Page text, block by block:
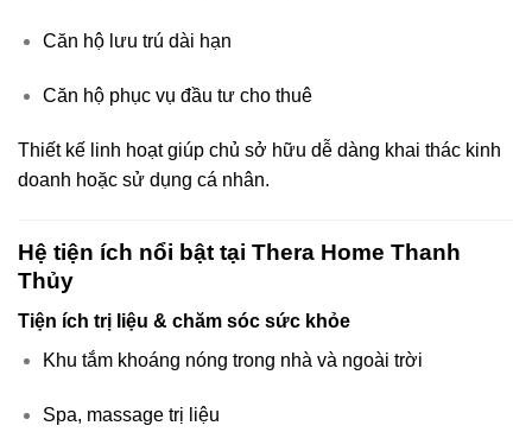
Căn hộ lưu trú dài hạn
Căn hộ phục vụ đầu tư cho thuê
Thiết kế linh hoạt giúp chủ sở hữu dễ dàng khai thác kinh
doanh hoặc sử dụng cá nhân.
Hệ tiện ích nổi bật tại Thera Home Thanh
Thủy
Tiện ích trị liệu & chăm sóc sức khỏe
Khu tắm khoáng nóng trong nhà và ngoài trời
Spa, massage trị liệu